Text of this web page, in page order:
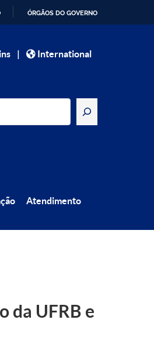
ÓRGÃOS DO GOVERNO
| International
Atendimento
da UFRB e